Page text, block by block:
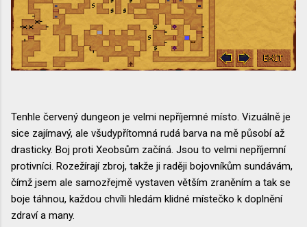
Tenhle červený dungeon je velmi nepříjemné místo. Vizuálně je
sice zajímavý, ale všudypřítomná rudá barva na mě působí až
drasticky. Boj proti Xeobsům začíná. Jsou to velmi nepříjemní
protivníci. Rozežírají zbroj, takže ji raději bojovníkům sundávám,
čímž jsem ale samozřejmě vystaven větším zraněním a tak se
boje táhnou, každou chvíli hledám klidné místečko k doplnění
zdraví a many.